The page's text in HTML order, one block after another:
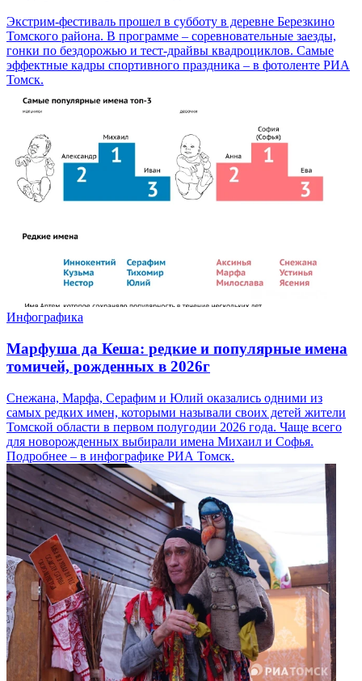
Экстрим-фестиваль прошел в субботу в деревне Березкино
Томского района. В программе – соревновательные заезды,
гонки по бездорожью и тест-драйвы квадроциклов. Самые
эффектные кадры спортивного праздника – в фотоленте РИА
Томск.
Инфографика
Марфуша да Кеша: редкие и популярные имена
томичей, рожденных в 2026г
Снежана, Марфа, Серафим и Юлий оказались одними из
самых редких имен, которыми называли своих детей жители
Томской области в первом полугодии 2026 года. Чаще всего
для новорожденных выбирали имена Михаил и Софья.
Подробнее – в инфографике РИА Томск.